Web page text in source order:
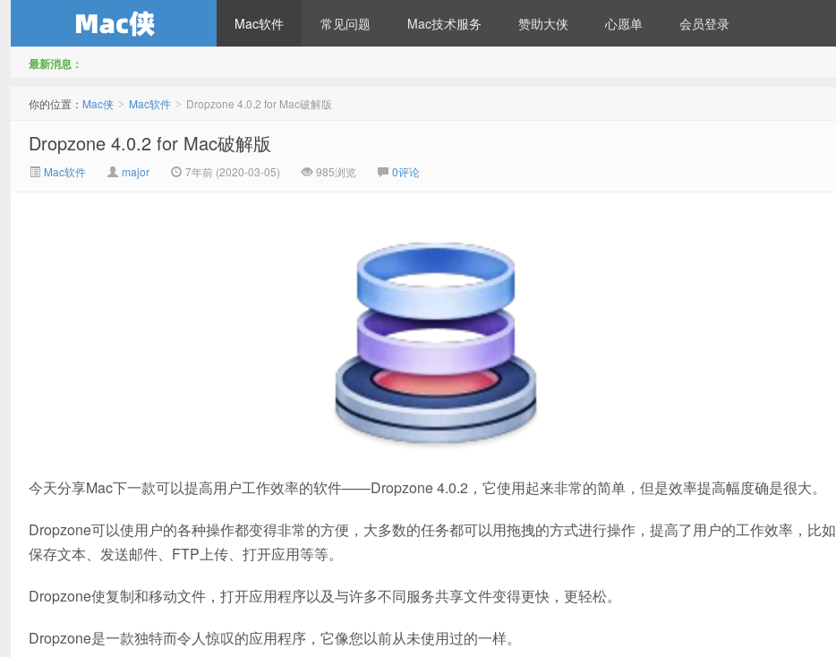
Mac软件 常见问题 Mac技术服务 赞助大侠 心愿单 会员登录
最新消息：
你的位置： Mac侠 > Mac软件 > Dropzone 4.0.2 for Mac破解版
Dropzone 4.0.2 for Mac破解版
Mac软件 major 7年前 (2020-03-05) 985浏览 0评论
今天分享Mac下一款可以提高用户工作效率的软件——Dropzone 4.0.2，它使用起来非常的简单，但是效率提高幅度确是很大。
Dropzone可以使用户的各种操作都变得非常的方便，大多数的任务都可以用拖拽的方式进行操作，提高了用户的工作效率，比如
保存文本、发送邮件、FTP上传、打开应用等等。
Dropzone使复制和移动文件，打开应用程序以及与许多不同服务共享文件变得更快，更轻松。
Dropzone是一款独特而令人惊叹的应用程序，它像您以前从未使用过的一样。